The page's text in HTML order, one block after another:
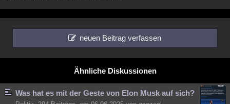
neuen Beitrag verfassen
Ähnliche Diskussionen
Was hat es mit der Geste von Elon Musk auf sich?